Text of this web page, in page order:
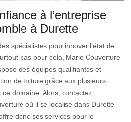
à l’entreprise
à Durette
spécialistes pour innover l’état de
pas pour cela, Mario Couverture
des équipes qualifiantes et
de toiture grâce aux plusieurs
ce domaine. Alors, contactez
où il se localise dans Durette
donc ses services pour le